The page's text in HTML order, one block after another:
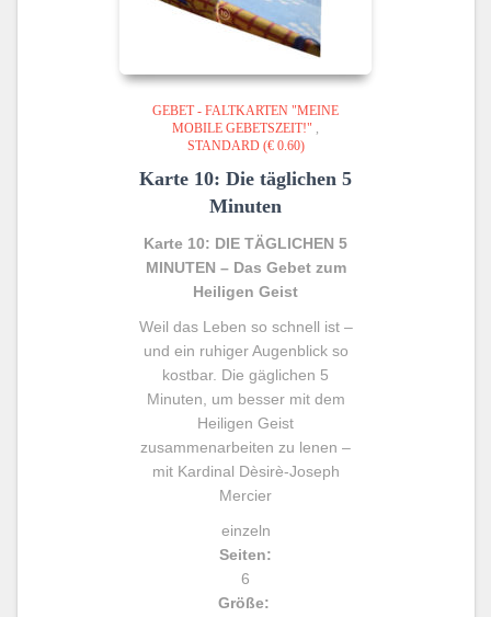
GEBET - FALTKARTEN "MEINE
MOBILE GEBETSZEIT!" ,
STANDARD (€ 0.60)
Karte 10: Die täglichen 5
Minuten
Karte 10: DIE TÄGLICHEN 5
MINUTEN – Das Gebet zum
Heiligen Geist
Weil das Leben so schnell ist –
und ein ruhiger Augenblick so
kostbar. Die gäglichen 5
Minuten, um besser mit dem
Heiligen Geist
zusammenarbeiten zu lenen –
mit Kardinal Dèsirè-Joseph
Mercier
einzeln
Seiten:
6
Größe: